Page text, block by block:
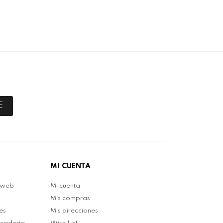
MI CUENTA
Mi cuenta
Mis compras
Mis direcciones